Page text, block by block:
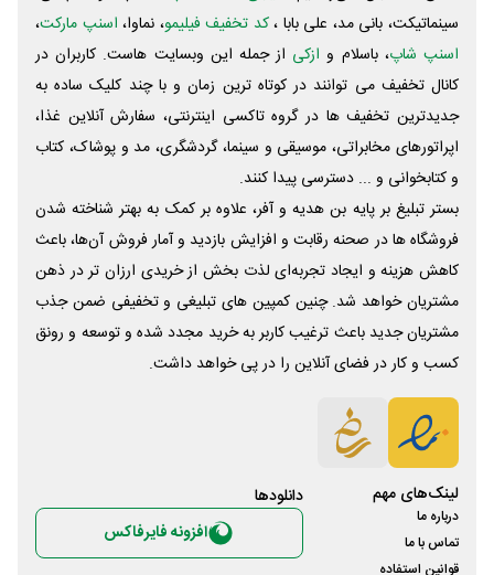
سینماتیکت، بانی مد، علی‌ بابا ،کد تخفیف فیلیمو، نماوا، اسنپ مارکت،
اسنپ شاپ، باسلام و ازکی از جمله این وبسایت ‌هاست. کاربران در
کانال تخفیف می توانند در کوتاه ترین زمان و با چند کلیک ساده به
جدیدترین تخفیف ها در گروه تاکسی اینترنتی، سفارش آنلاین غذا،
اپراتورهای مخابراتی، موسیقی و سینما، گردشگری، مد و پوشاک، کتاب
و کتابخوانی و ... دسترسی پیدا کنند.
بستر تبلیغ بر پایه بن هدیه و آفر، علاوه بر کمک به بهتر شناخته شدن
فروشگاه ها در صحنه رقابت و افزایش بازدید و آمار فروش آن‌ها، باعث
کاهش هزینه و ایجاد تجربه‌ای لذت بخش از خریدی ارزان تر در ذهن
مشتریان خواهد شد. چنین کمپین های تبلیغی و تخفیفی ضمن جذب
مشتریان جدید باعث ترغیب کاربر به خرید مجدد شده و توسعه و رونق
کسب و کار در فضای آنلاین را در پی خواهد داشت.
لینک‌های مهم
درباره ما
تماس با ما
قوانین استفاده
دانلود‌ها
افزونه فایرفاکس